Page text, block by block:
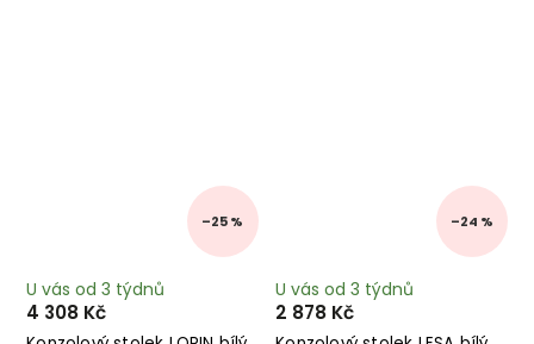
–25 %
U vás od 3 týdnů
4 308 Kč
–24 %
U vás od 3 týdnů
2 878 Kč